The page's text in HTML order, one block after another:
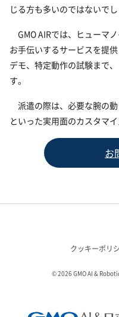
じる方も多いのではないでし
GMO AIRでは、ヒューマ
お手伝いするサービスを提
デモ、特定動作の試験まで
す。
派遣の際は、必要な腕の
といった実用面のカスタマ
お
クッキーポリ
© 2026 GMO AI &